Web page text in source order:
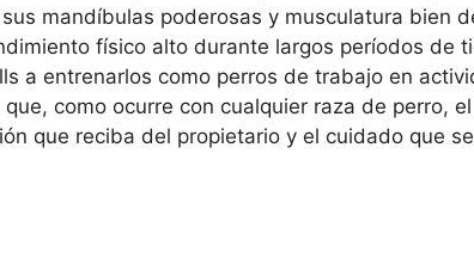
mandíbulas poderosas y musculatura bien
físico alto durante largos períodos de
a entrenarlos como perros de trabajo en
como ocurre con cualquier raza de perro,
que reciba del propietario y el cuidado que